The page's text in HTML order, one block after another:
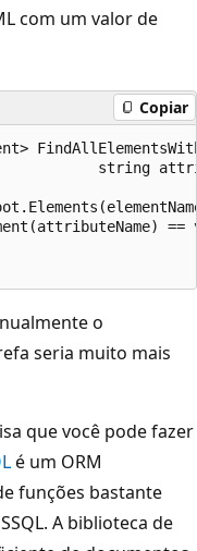
com um valor de
Copiar
string
==
o
seria muito mais
que você pode fazer
é um ORM
funções bastante
A biblioteca de